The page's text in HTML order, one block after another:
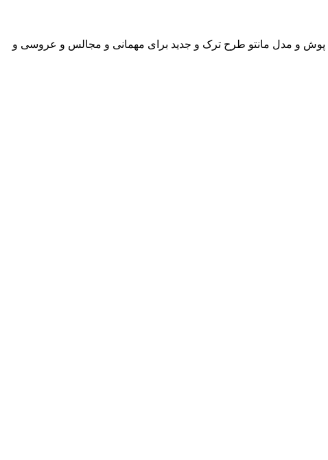
مجلسی برای افراد شیک پوش و مدل مانتو طرح ترک و جدید برای مهمانی و مجالس و عروسی و